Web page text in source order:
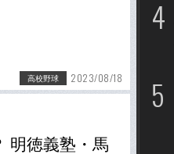
高校野球 2023/08/18
明徳義塾・馬